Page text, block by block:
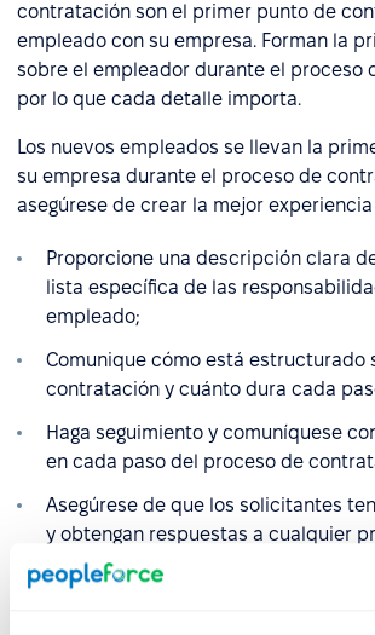
contratación son el primer punto de
empleado con su empresa. Forman la
sobre el empleador durante el proceso
por lo que cada detalle importa.
Los nuevos empleados se llevan la
su empresa durante el proceso de
asegúrese de crear la mejor
Proporcione una descripción clara
lista específica de las
empleado;
Comunique cómo está estructurado
contratación y cuánto dura cada
Haga seguimiento y comuníquese
en cada paso del proceso de
Asegúrese de que los solicitantes
y obtengan respuestas a cualquier
Brinde a los solicitantes